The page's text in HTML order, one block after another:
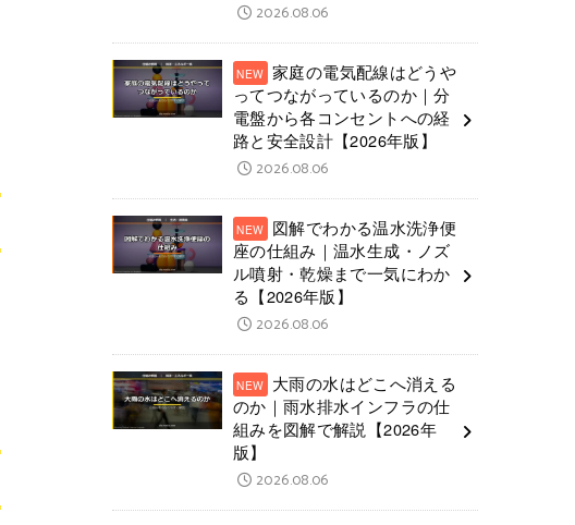
2026.08.06
家庭の電気配線はどうや
ってつながっているのか｜分
電盤から各コンセントへの経
路と安全設計【2026年版】
2026.08.06
図解でわかる温水洗浄便
座の仕組み｜温水生成・ノズ
ル噴射・乾燥まで一気にわか
る【2026年版】
2026.08.06
大雨の水はどこへ消える
のか｜雨水排水インフラの仕
組みを図解で解説【2026年
版】
2026.08.06